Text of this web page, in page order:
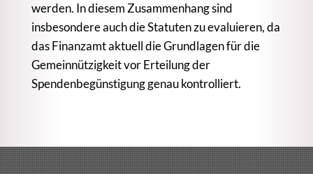
werden. In diesem Zusammenhang sind
insbesondere auch die Statuten zu evaluieren, da
das Finanzamt aktuell die Grundlagen für die
Gemeinnützigkeit vor Erteilung der
Spendenbegünstigung genau kontrolliert.